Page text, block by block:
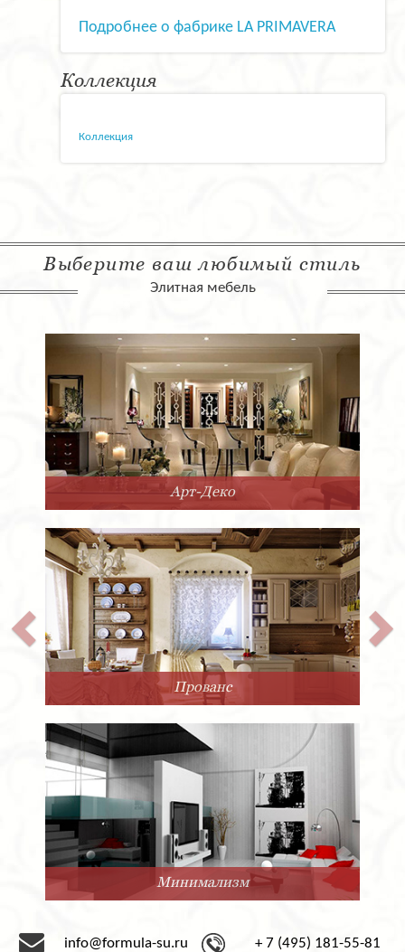
Подробнее о фабрике LA PRIMAVERA
Коллекция
Коллекция
Выберите ваш любимый стиль
Элитная мебель
Арт-Деко
Прованс
Минимализм
info@formula-su.ru + 7 (495) 181-55-81